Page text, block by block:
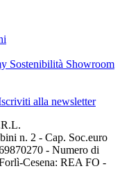
Sostenibilità Showroom
alla newsletter
n. 2 - Cap. Soc.euro
- Numero di
Cesena: REA FO -